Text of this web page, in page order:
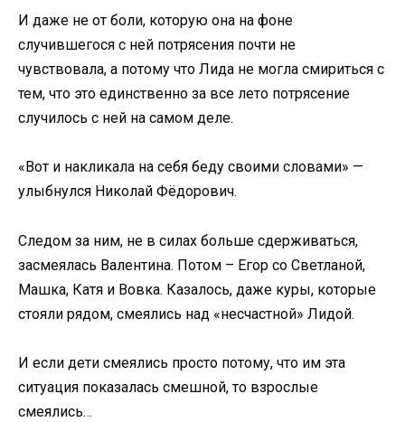
И даже не от боли, которую она на фоне
случившегося с ней потрясения почти не
чувствовала, а потому что Лида не могла смириться с
тем, что это единственно за все лето потрясение
случилось с ней на самом деле.
«Вот и накликала на себя беду своими словами» —
улыбнулся Николай Фёдорович.
Следом за ним, не в силах больше сдерживаться,
засмеялась Валентина. Потом – Егор со Светланой,
Машка, Катя и Вовка. Казалось, даже куры, которые
стояли рядом, смеялись над «несчастной» Лидой.
И если дети смеялись просто потому, что им эта
ситуация показалась смешной, то взрослые
смеялись…